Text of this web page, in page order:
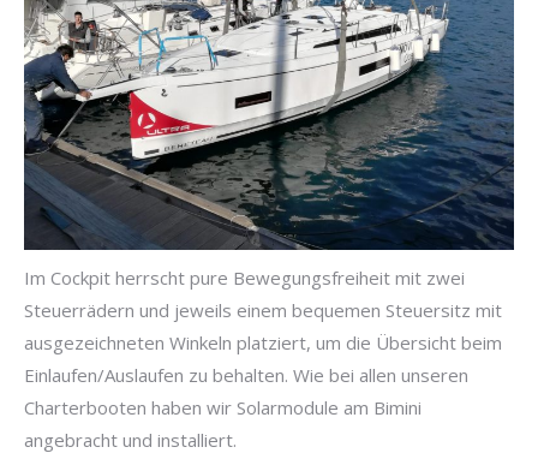
Im Cockpit herrscht pure Bewegungsfreiheit mit zwei
Steuerrädern und jeweils einem bequemen Steuersitz mit
ausgezeichneten Winkeln platziert, um die Übersicht beim
Einlaufen/Auslaufen zu behalten. Wie bei allen unseren
Charterbooten haben wir Solarmodule am Bimini
angebracht und installiert.